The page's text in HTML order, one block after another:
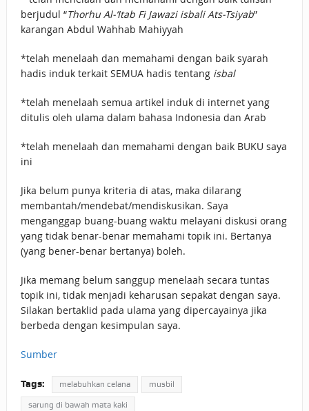
berjudul “Thorhu Al-‘Itab Fi Jawazi isbali Ats-Tsiyab”
karangan Abdul Wahhab Mahiyyah
*telah menelaah dan memahami dengan baik syarah
hadis induk terkait SEMUA hadis tentang isbal
*telah menelaah semua artikel induk di internet yang
ditulis oleh ulama dalam bahasa Indonesia dan Arab
*telah menelaah dan memahami dengan baik BUKU saya
ini
Jika belum punya kriteria di atas, maka dilarang
membantah/mendebat/mendiskusikan. Saya
menganggap buang-buang waktu melayani diskusi orang
yang tidak benar-benar memahami topik ini. Bertanya
(yang bener-benar bertanya) boleh.
Jika memang belum sanggup menelaah secara tuntas
topik ini, tidak menjadi keharusan sepakat dengan saya.
Silakan bertaklid pada ulama yang dipercayainya jika
berbeda dengan kesimpulan saya.
Sumber
Tags: melabuhkan celana musbil
sarung di bawah mata kaki